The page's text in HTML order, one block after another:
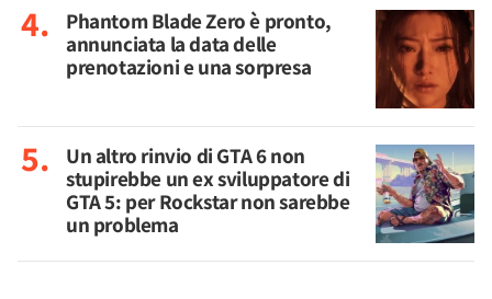
Phantom Blade Zero è pronto,
annunciata la data delle
prenotazioni e una sorpresa
Un altro rinvio di GTA 6 non
stupirebbe un ex sviluppatore di
GTA 5: per Rockstar non sarebbe
un problema